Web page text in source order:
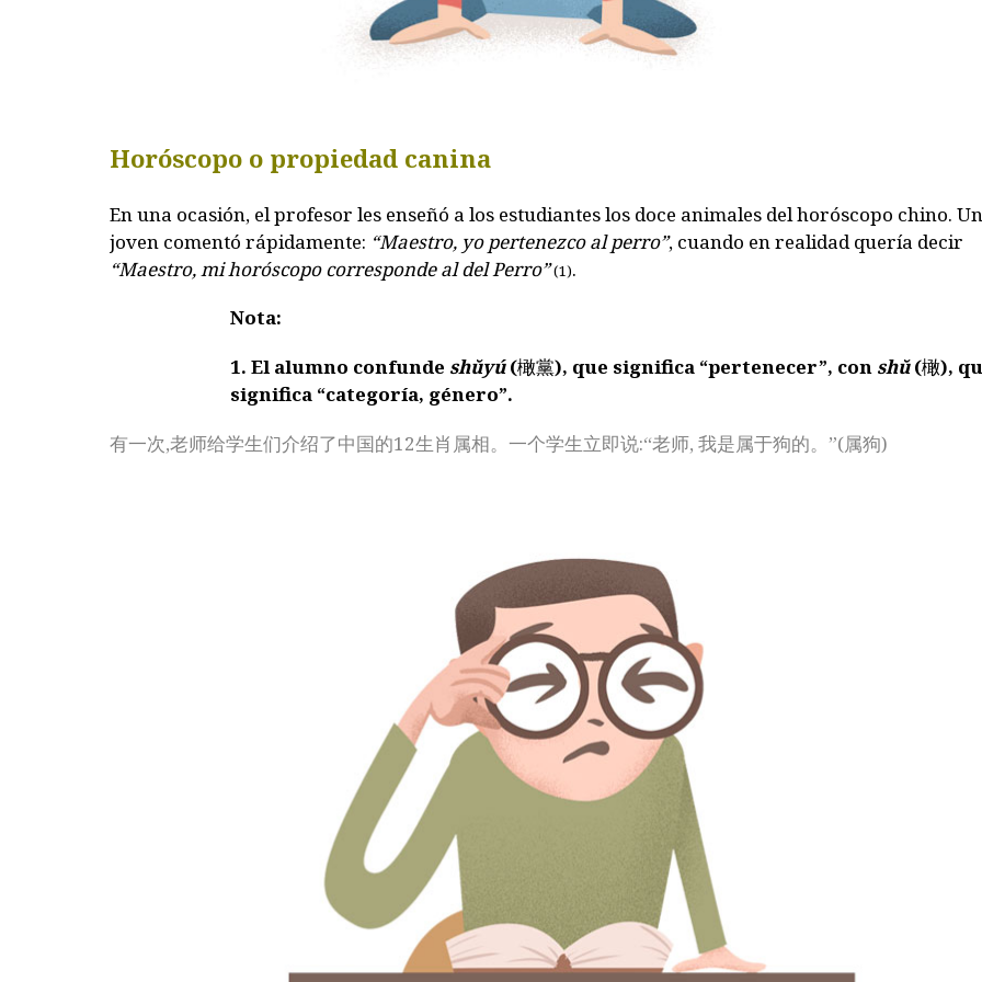
Horóscopo o propiedad canina
En una ocasión, el profesor les enseñó a los estudiantes los doce animales del horóscopo chino. Un
joven comentó rápidamente: “Maestro, yo pertenezco al perro”, cuando en realidad quería decir
“Maestro, mi horóscopo corresponde al del Perro”(1).
Nota:
1. El alumno confunde shŭyú(橄黨), que significa “pertenecer”, con shŭ(橄),
significa “categoría, género”.
有一次,老师给学生们介绍了中国的12生肖属相。一个学生立即说:“老师, 我是属于狗的。”(属狗)